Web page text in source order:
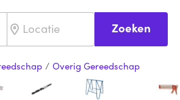
Zoeken
/ Overig Gereedschap